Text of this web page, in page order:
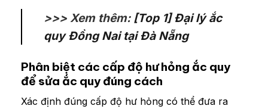
>>> Xem thêm: [Top 1] Đại lý ắc
quy Đồng Nai tại Đà Nẵng
Phân biệt các cấp độ hư hỏng ắc quy
để sửa ắc quy đúng cách
Xác định đúng cấp độ hư hỏng có thể đưa ra